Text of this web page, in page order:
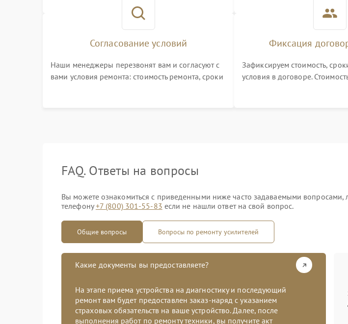
номер телефона на сайте
Согласование условий
Наши менеджеры перезвонят вам и согласуют с
вами условия ремонта: стоимость ремонта, сроки
Фиксация
Зафиксируем стоимость,
условия в договоре.
FAQ. Ответы на вопросы
Вы можете ознакомиться с приведенными ниже часто задаваемыми вопросами,
телефону+7 (800) 301-55-83 если не нашли ответ на свой вопрос.
Общие вопросы Вопросы по ремонту усилителей
Какие документы вы предоставляете?
На этапе приема устройства на диагностику и последующий
ремонт вам будет предоставлен заказ-наряд с указанием
страховых обязательств на ваше устройство. Далее, после
выполнения работ по ремонту техники, вы получите акт